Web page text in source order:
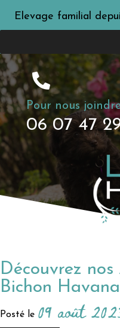
Elevage familial
Pour nous
06 07 47
Découvrez
Bichon
Posté le 09 août